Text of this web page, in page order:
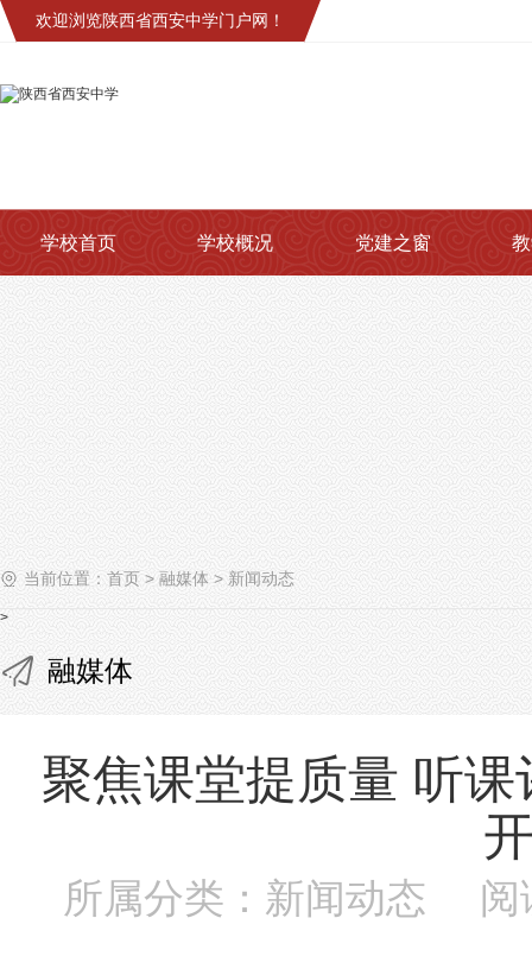
欢迎浏览陕西省西安中学门户网！
学校首页 学校概况 党建之窗
当前位置： 首页 > 融媒体 > 新闻动态
>
融媒体
聚焦课堂提质量 听
所属分类：新闻动态